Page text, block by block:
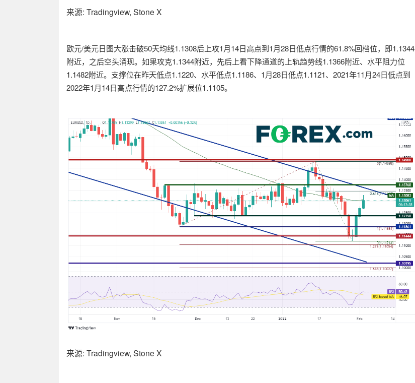
来源: Tradingview, Stone X
欧元/美元日图大涨击破50天均线1.1308后上攻1月14日高点到1月28日低点行情的61.8%回档位，即1.1344
附近，之后空头涌现。如果攻克1.1344附近，先后上看下降通道的上轨趋势线1.1366附近、水平阻力位
1.1482附近。支撑位在昨天低点1.1220、水平低点1.1186、 1月28日低点1.1121、 2021年11月24日低点到
2022年1月14日高点行情的127.2%扩展位1.1105。
来源: Tradingview, Stone X